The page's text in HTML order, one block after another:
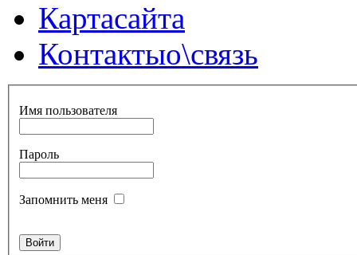
Картасайта
Контактыо\связь
Имя пользователя
Пароль
Запомнить меня